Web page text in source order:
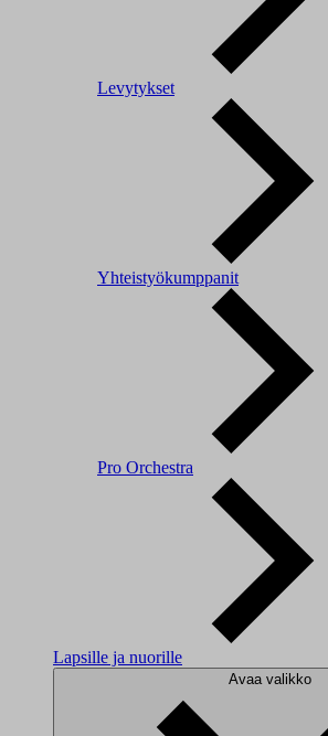
Levytykset
Yhteistyökumppanit
Pro Orchestra
Lapsille ja nuorille
Avaa valikko